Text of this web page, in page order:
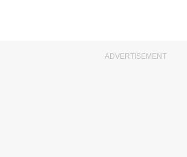
ADVERTISEMENT